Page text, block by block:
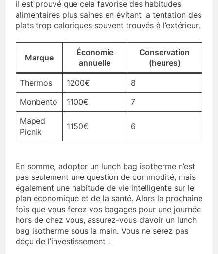
il est prouvé que cela favorise des habitudes
alimentaires plus saines en évitant la tentation des
plats trop caloriques souvent trouvés à l’extérieur.
Marque
Économie
annuelle
Conservation
(heures)
Thermos 1200€
8
Monbento
1100€
7
Maped
Picnik
1150€ 6
En somme, adopter un lunch bag isotherme n’est
pas seulement une question de commodité, mais
également une habitude de vie intelligente sur le
plan économique et de la santé. Alors la prochaine
fois que vous ferez vos bagages pour une journée
hors de chez vous, assurez-vous d’avoir un lunch
bag isotherme sous la main. Vous ne serez pas
déçu de l’investissement !